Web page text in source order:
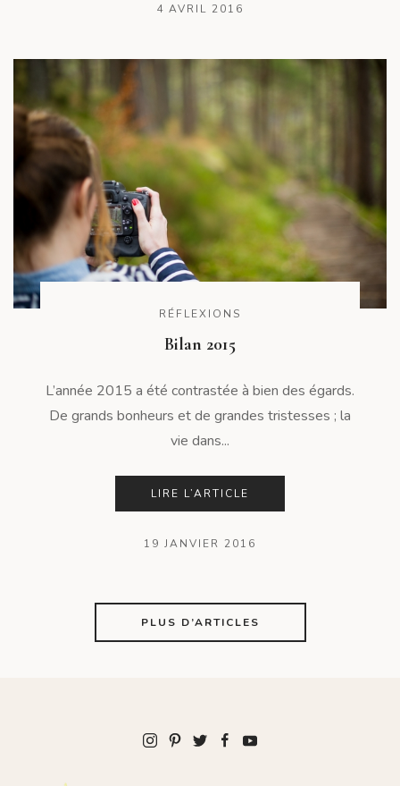
4 AVRIL 2016
RÉFLEXIONS
Bilan 2015
L’année 2015 a été contrastée à bien des égards.
De grands bonheurs et de grandes tristesses ; la
vie dans...
LIRE L’ARTICLE
19 JANVIER 2016
PLUS D’ARTICLES